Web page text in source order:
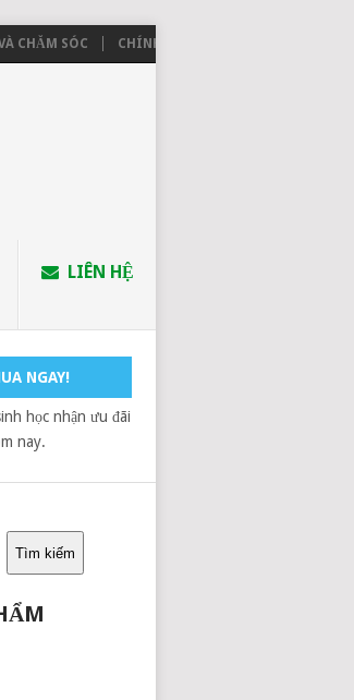
SÓC CHÍNH SÁCH GIAO NHẬN HÀNG
LIÊN HỆ
NGAY!
học nhận ưu đãi
nay.
Tìm kiếm